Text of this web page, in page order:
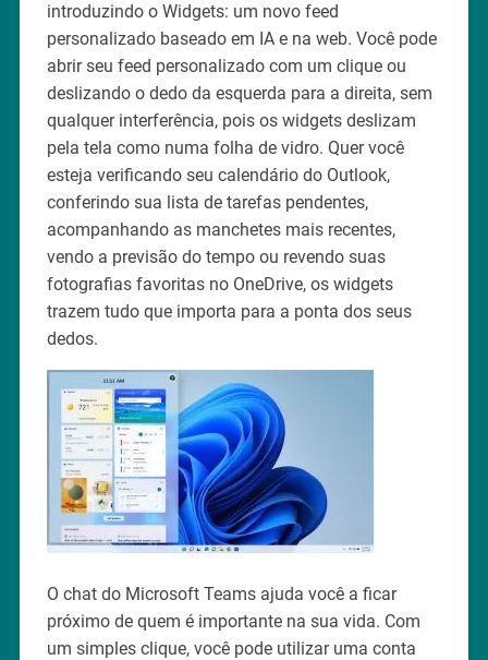
introduzindo o Widgets: um novo feed
personalizado baseado em IA e na web. Você pode
abrir seu feed personalizado com um clique ou
deslizando o dedo da esquerda para a direita, sem
qualquer interferência, pois os widgets deslizam
pela tela como numa folha de vidro. Quer você
esteja verificando seu calendário do Outlook,
conferindo sua lista de tarefas pendentes,
acompanhando as manchetes mais recentes,
vendo a previsão do tempo ou revendo suas
fotografias favoritas no OneDrive, os widgets
trazem tudo que importa para a ponta dos seus
dedos.
O chat do Microsoft Teams ajuda você a ficar
próximo de quem é importante na sua vida. Com
um simples clique, você pode utilizar uma conta